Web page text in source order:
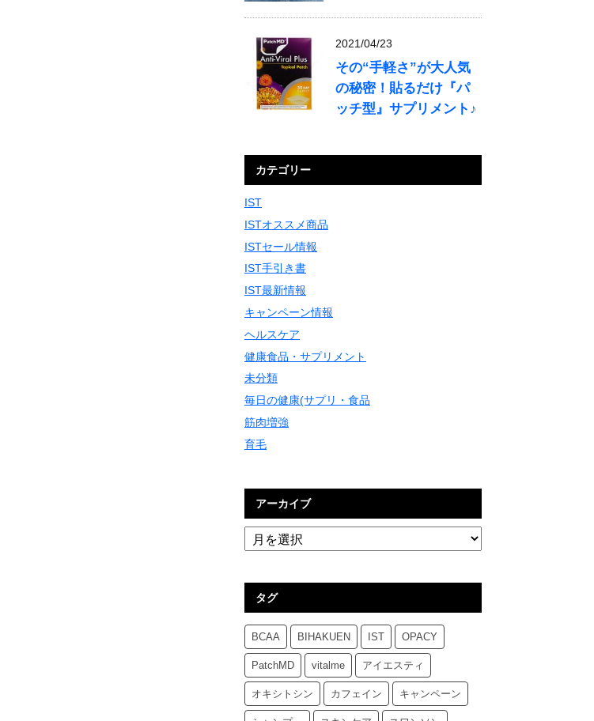
2021/04/23
その“手軽さ”が大人気
の秘密！貼るだけ『パ
ッチ型』サプリメント♪
カテゴリー
IST
ISTオススメ商品
ISTセール情報
IST手引き書
IST最新情報
キャンペーン情報
ヘルスケア
健康食品・サプリメント
未分類
毎日の健康(サプリ・食品
筋肉増強
育毛
アーカイブ
タグ
BCAA BIHAKUEN IST OPACY
PatchMD vitalme アイエスティ
オキシトシン カフェイン キャンペーン